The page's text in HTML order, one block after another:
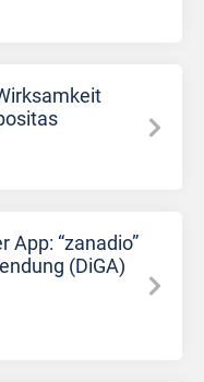
App: “zanadio”
(DiGA)